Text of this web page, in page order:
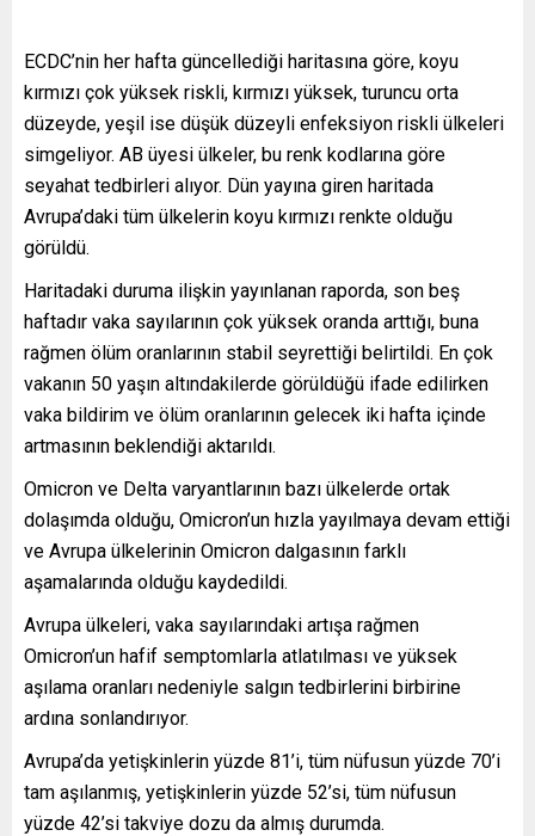
ECDC’nin her hafta güncellediği haritasına göre, koyu
kırmızı çok yüksek riskli, kırmızı yüksek, turuncu orta
düzeyde, yeşil ise düşük düzeyli enfeksiyon riskli ülkeleri
simgeliyor. AB üyesi ülkeler, bu renk kodlarına göre
seyahat tedbirleri alıyor. Dün yayına giren haritada
Avrupa’daki tüm ülkelerin koyu kırmızı renkte olduğu
görüldü.
Haritadaki duruma ilişkin yayınlanan raporda, son beş
haftadır vaka sayılarının çok yüksek oranda arttığı, buna
rağmen ölüm oranlarının stabil seyrettiği belirtildi. En çok
vakanın 50 yaşın altındakilerde görüldüğü ifade edilirken
vaka bildirim ve ölüm oranlarının gelecek iki hafta içinde
artmasının beklendiği aktarıldı.
Omicron ve Delta varyantlarının bazı ülkelerde ortak
dolaşımda olduğu, Omicron’un hızla yayılmaya devam ettiği
ve Avrupa ülkelerinin Omicron dalgasının farklı
aşamalarında olduğu kaydedildi.
Avrupa ülkeleri, vaka sayılarındaki artışa rağmen
Omicron’un hafif semptomlarla atlatılması ve yüksek
aşılama oranları nedeniyle salgın tedbirlerini birbirine
ardına sonlandırıyor.
Avrupa’da yetişkinlerin yüzde 81’i, tüm nüfusun yüzde 70’i
tam aşılanmış, yetişkinlerin yüzde 52’si, tüm nüfusun
yüzde 42’si takviye dozu da almış durumda.